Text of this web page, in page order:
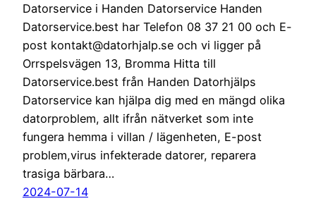
Datorservice i Handen Datorservice Handen
Datorservice.best har Telefon 08 37 21 00 och E-
post kontakt@datorhjalp.se och vi ligger på
Orrspelsvägen 13, Bromma Hitta till
Datorservice.best från Handen Datorhjälps
Datorservice kan hjälpa dig med en mängd olika
datorproblem, allt ifrån nätverket som inte
fungera hemma i villan / lägenheten, E-post
problem,virus infekterade datorer, reparera
trasiga bärbara…
2024-07-14